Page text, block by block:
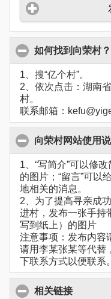
如何找到向荣村？
1、搜“亿个村”。
2、依次点击：湖南
村。
联系邮箱：
向荣村网站使用
1、“写简介”可以修
的图片；“留言”可以
地相关的消息。
2、为了提高寻亲成
进村，发布一张手持
写到纸上）的图片
注意事项：发布内容
请用李某张某等代替
下联系方式以便联系。
相关链接